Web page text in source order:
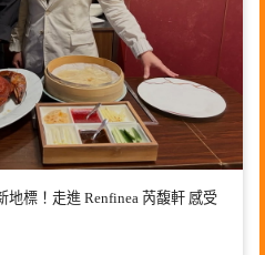
地標！走進 Renfinea 芮馥軒 感受